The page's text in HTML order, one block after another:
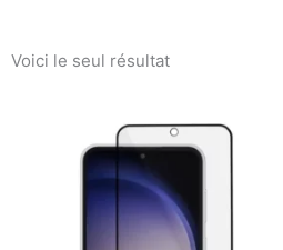
Voici le seul résultat